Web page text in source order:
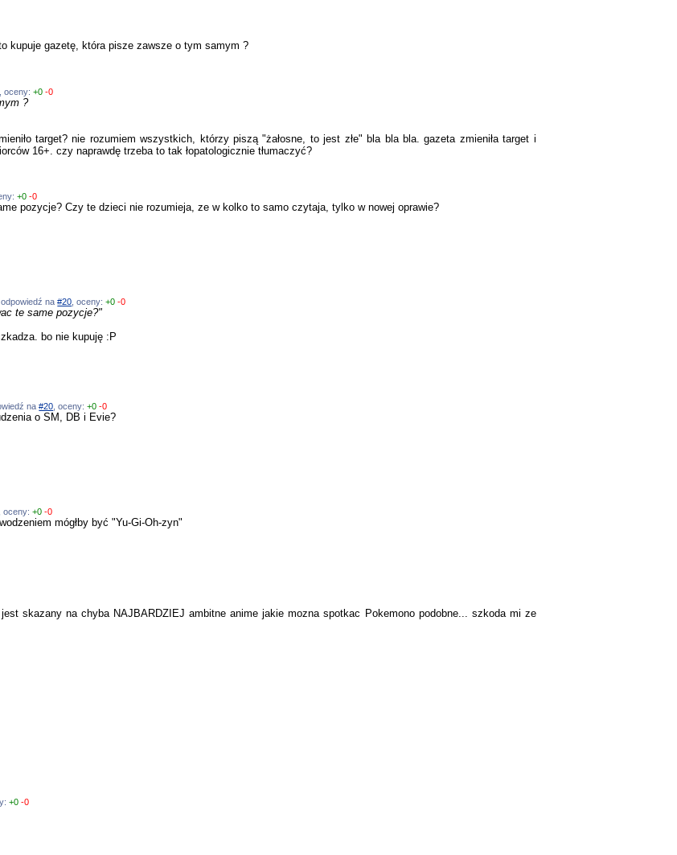
kupuje gazetę, która pisze zawsze o tym samym ?
, oceny:+0 -0
?
target? nie rozumiem wszystkich, którzy piszą "żałosne, to jest złe" bla bla bla. gazeta zmieniła target i
16+. czy naprawdę trzeba to tak łopatologicznie tłumaczyć?
+0 -0
pozycje? Czy te dzieci nie rozumieja, ze w kolko to samo czytaja, tylko w nowej oprawie?
odpowiedź na#20 , oceny:+0 -0
te same pozycje?"
bo nie kupuję :P
na#20, oceny:+0 -0
o SM, DB i Evie?
, oceny:+0 -0
mógłby być "Yu-Gi-Oh-zyn"
skazany na chyba NAJBARDZIEJ ambitne anime jakie mozna spotkac Pokemono podobne... szkoda mi ze
+0 -0